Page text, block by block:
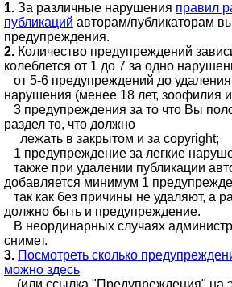
1. За различные нарушения правил
публикаций авторам/публикаторам
предупреждения.
2. Количество предупреждений
колеблется от 1 до 7 за одно
от 5-6 предупреждений до
нарушения (менее 18 лет, зоофилия и
3 предупреждения за то что Вы
раздел то, что должно
лежать в закрытом и за copyright;
1 предупреждение за легкие
также при удалении публикации
добавляется минимум 1
так как без причины не удаляют, а
должно быть и предупреждение.
В неординарных случаях
снимет.
3. Посмотреть сколько
можно здесь
(или ссылка "Предупреждения" на